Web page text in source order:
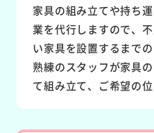
家具の組み立てや持ち
業を代行しますので、
い家具を設置するまで
熟練のスタッフが家具
て組み立て、ご希望の位